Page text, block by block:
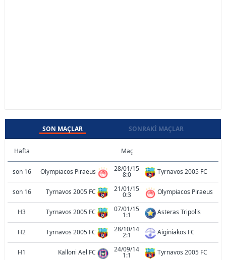
SON MAÇLAR SONRAKI MAÇLAR
Hafta Maç
son 16 Olympiacos Piraeus 28/01/15
8:0 Tyrnavos 2005 FC
son 16 Tyrnavos 2005 FC 21/01/15
0:3 Olympiacos Piraeus
H3 Tyrnavos 2005 FC 07/01/15
1:1 Asteras Tripolis
H2 Tyrnavos 2005 FC 28/10/14
2:1 Aiginiakos FC
H1 Kalloni Ael FC 24/09/14
1:1 Tyrnavos 2005 FC